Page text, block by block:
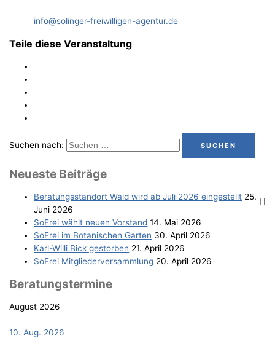
info@solinger-freiwilligen-agentur.de
Teile diese Veranstaltung
Suchen nach:
Neu­es­te Beiträge
Bera­tungs­stand­ort Wald wird ab Juli 2026 eingestellt 25.
Juni 2026
SoFrei wählt neu­en Vorstand 14. Mai 2026
SoFrei im Bota­ni­schen Garten 30. April 2026
Karl-Wil­li Bick gestorben 21. April 2026
SoFrei Mit­glie­der­ver­samm­lung 20. April 2026
Bera­tungs­ter­mi­ne
August 2026
10. Aug. 2026